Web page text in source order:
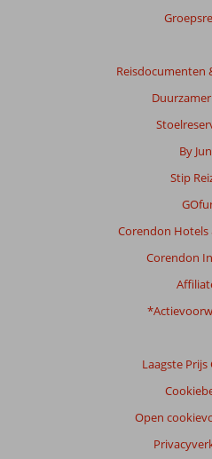
Reisdocumenten
By
Stip
Corendon Hotels
Corendon
Laagste
Open